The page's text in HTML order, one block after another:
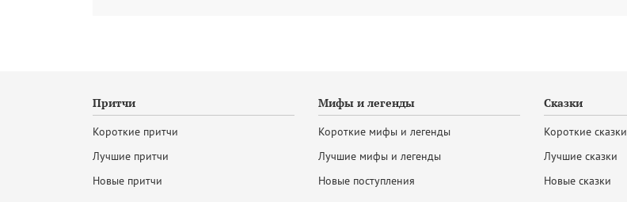
Притчи
Короткие притчи
Лучшие притчи
Новые притчи
Мифы и легенды
Короткие мифы и легенды
Лучшие мифы и легенды
Новые поступления
Сказки
Короткие сказки
Лучшие сказки
Новые сказки